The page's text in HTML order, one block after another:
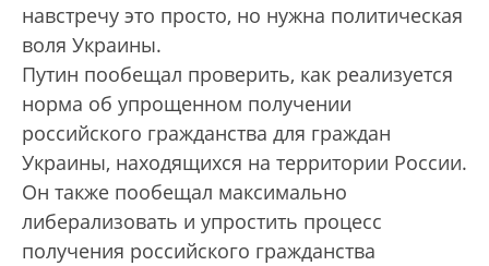
навстречу это просто, но нужна политическая
воля Украины.
Путин пообещал проверить, как реализуется
норма об упрощенном получении
российского гражданства для граждан
Украины, находящихся на территории России.
Он также пообещал максимально
либерализовать и упростить процесс
получения российского гражданства